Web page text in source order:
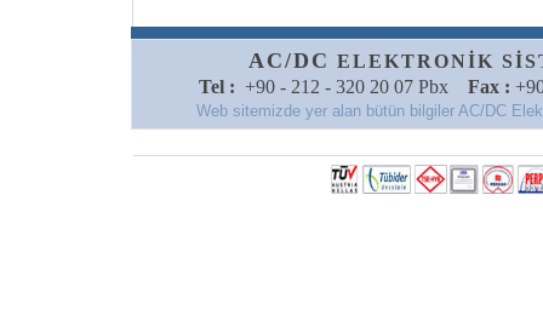
AC/DC ELEKTRONİK
Tel : +90 - 212 - 320 20 07 Pbx Fax :
Web sitemizde yer alan bütün bilgiler AC/DC